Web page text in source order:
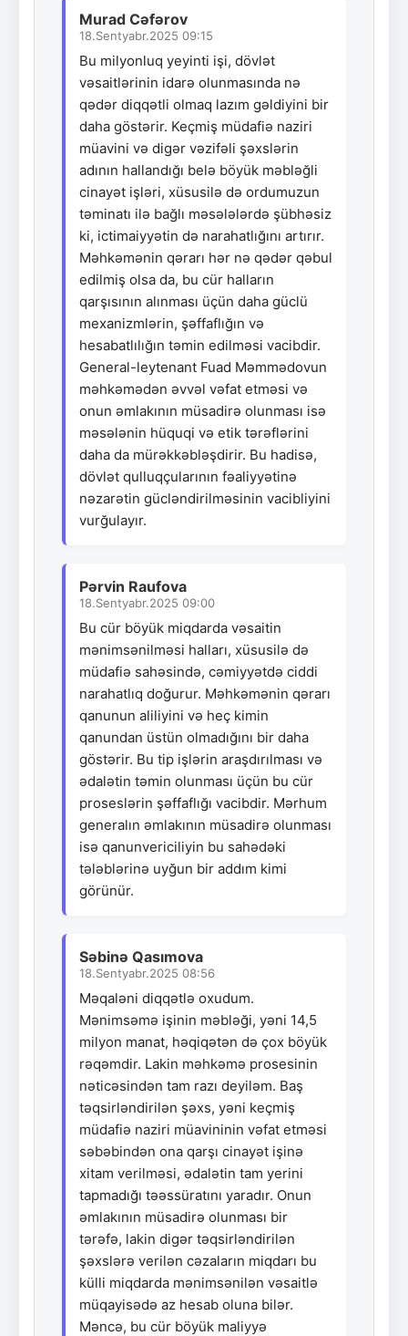
Murad Cəfərov
18.Sentyabr.2025 09:15
Bu milyonluq yeyinti işi, dövlət
vəsaitlərinin idarə olunmasında nə
qədər diqqətli olmaq lazım gəldiyini bir
daha göstərir. Keçmiş müdafiə naziri
müavini və digər vəzifəli şəxslərin
adının hallandığı belə böyük məbləğli
cinayət işləri, xüsusilə də ordumuzun
təminatı ilə bağlı məsələlərdə şübhəsiz
ki, ictimaiyyətin də narahatlığını artırır.
Məhkəmənin qərarı hər nə qədər qəbul
edilmiş olsa da, bu cür halların
qarşısının alınması üçün daha güclü
mexanizmlərin, şəffaflığın və
hesabatlılığın təmin edilməsi vacibdir.
General-leytenant Fuad Məmmədovun
məhkəmədən əvvəl vəfat etməsi və
onun əmlakının müsadirə olunması isə
məsələnin hüquqi və etik tərəflərini
daha da mürəkkəbləşdirir. Bu hadisə,
dövlət qulluqçularının fəaliyyətinə
nəzarətin gücləndirilməsinin vacibliyini
vurğulayır.
Pərvin Raufova
18.Sentyabr.2025 09:00
Bu cür böyük miqdarda vəsaitin
mənimsənilməsi halları, xüsusilə də
müdafiə sahəsində, cəmiyyətdə ciddi
narahatlıq doğurur. Məhkəmənin qərarı
qanunun aliliyini və heç kimin
qanundan üstün olmadığını bir daha
göstərir. Bu tip işlərin araşdırılması və
ədalətin təmin olunması üçün bu cür
proseslərin şəffaflığı vacibdir. Mərhum
generalın əmlakının müsadirə olunması
isə qanunvericiliyin bu sahədəki
tələblərinə uyğun bir addım kimi
görünür.
Səbinə Qasımova
18.Sentyabr.2025 08:56
Məqaləni diqqətlə oxudum.
Mənimsəmə işinin məbləği, yəni 14,5
milyon manat, həqiqətən də çox böyük
rəqəmdir. Lakin məhkəmə prosesinin
nəticəsindən tam razı deyiləm. Baş
təqsirləndirilən şəxs, yəni keçmiş
müdafiə naziri müavininin vəfat etməsi
səbəbindən ona qarşı cinayət işinə
xitam verilməsi, ədalətin tam yerini
tapmadığı təəssüratını yaradır. Onun
əmlakının müsadirə olunması bir
tərəfə, lakin digər təqsirləndirilən
şəxslərə verilən cəzaların miqdarı bu
külli miqdarda mənimsənilən vəsaitlə
müqayisədə az hesab oluna bilər.
Məncə, bu cür böyük maliyyə